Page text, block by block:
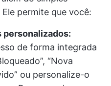
permite que você:
personalizados:
de forma integrada
“Nova
ou personalize-o